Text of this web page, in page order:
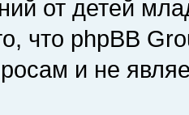
от детей
что phpBB
и не